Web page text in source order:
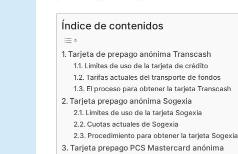
Índice de contenidos
Tarjeta de prepago anónima Transcash
Límites de uso de la tarjeta de crédito
Tarifas actuales del transporte de fondos
El proceso para obtener la tarjeta Transcash
Tarjeta prepago anónima Sogexia
Límites de uso de la tarjeta Sogexia
Cuotas actuales de Sogexia
Procedimiento para obtener la tarjeta Sogexia
Tarjeta prepago PCS Mastercard anónima